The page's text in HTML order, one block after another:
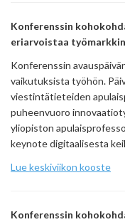
Konferenssin
eriarvoistaa
Konferenssin
vaikutuksista työhön.
viestintätieteiden
puheenvuoro
yliopiston
keynotedigitaalisesta
Lue keskiviikon kooste
Konferenssin